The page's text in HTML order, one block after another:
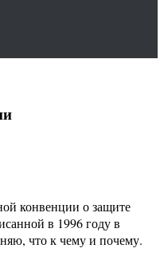
конвенции о защите
в 1996 году в
что к чему и почему.